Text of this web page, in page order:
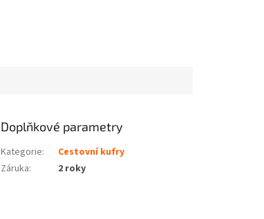
Doplňkové parametry
Kategorie:
Cestovní kufry
Záruka: 2 roky